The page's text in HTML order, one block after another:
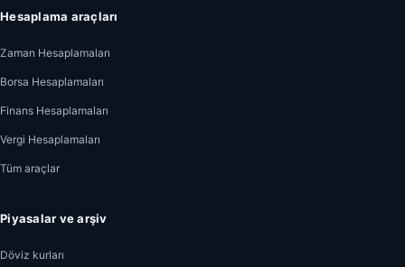
Hesaplama araçları
Zaman Hesaplamaları
Borsa Hesaplamaları
Finans Hesaplamaları
Vergi Hesaplamaları
Tüm araçlar
Piyasalar ve arşiv
Döviz kurları